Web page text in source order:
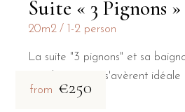
Suite « 3 Pignons »
20m2 1-2 person
La suite "3 pignons" et sa
sous les toits et s'avèrent
from €250